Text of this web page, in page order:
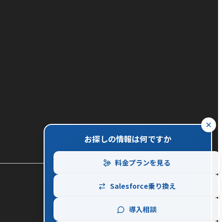
お探しの情報は何ですか
料金プランを見る
Salesforce乗り換え
導入相談
close